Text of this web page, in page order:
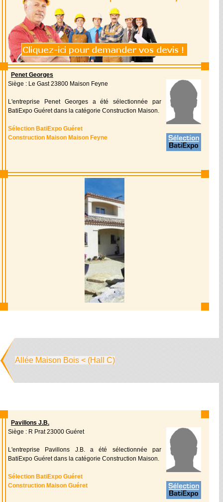
Penet Georges
Siège : Le Gast 23800 Maison Feyne
L'entreprise Penet Georges a été sélectionnée par
BatiExpo Guéret dans la catégorie Construction Maison.
Sélection BatiExpo Guéret
Construction Maison Maison Feyne
Allée Maison Bois < (Hall C)
Pavillons J.B.
Siège : R Prat 23000 Guéret
L'entreprise Pavillons J.B. a été sélectionnée par
BatiExpo Guéret dans la catégorie Construction Maison.
Sélection BatiExpo Guéret
Construction Maison Guéret